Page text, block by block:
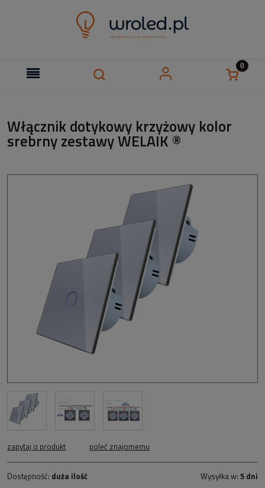
Włącznik dotykowy krzyżowy kolor
srebrny zestawy WELAIK ®
zapytaj o produkt poleć znajomemu
Dostępność: duża ilość Wysyłka w: 5 dni